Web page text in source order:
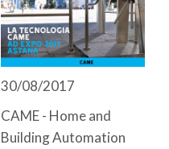
30/08/2017
CAME - Home and
Building Automation